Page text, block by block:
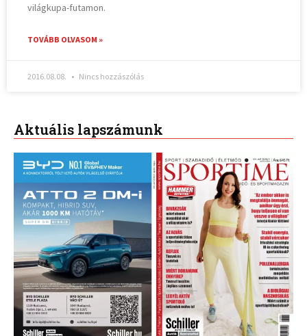
világkupa-futamon.
TOVÁBB OLVASOM »
2016.08.08. Nincs hozzászólás
Aktuális lapszámunk